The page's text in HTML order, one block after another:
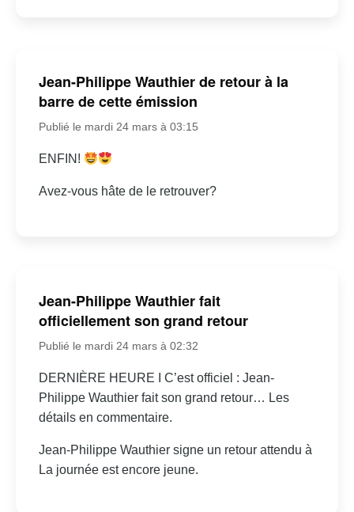
Jean-Philippe Wauthier de retour à la
barre de cette émission
Publié le mardi 24 mars à 03:15
ENFIN!
Avez-vous hâte de le retrouver?
Jean-Philippe Wauthier fait
officiellement son grand retour
Publié le mardi 24 mars à 02:32
DERNIÈRE HEURE I C’est officiel : Jean-
Philippe Wauthier fait son grand retour… Les
détails en commentaire.
Jean-Philippe Wauthier signe un retour attendu à
La journée est encore jeune.